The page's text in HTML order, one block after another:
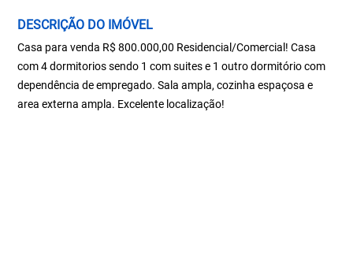
DESCRIÇÃO DO IMÓVEL
Casa para venda R$ 800.000,00 Residencial/Comercial! Casa
com 4 dormitorios sendo 1 com suites e 1 outro dormitório com
dependência de empregado. Sala ampla, cozinha espaçosa e
area externa ampla. Excelente localização!